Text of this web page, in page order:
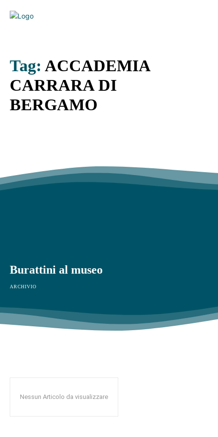
Tag: ACCADEMIA
CARRARA DI
BERGAMO
Burattini al museo
ARCHIVIO
Nessun Articolo da visualizzare